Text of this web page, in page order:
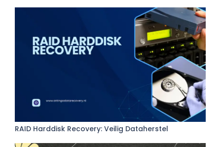
RAID Harddisk Recovery: Veilig Dataherstel